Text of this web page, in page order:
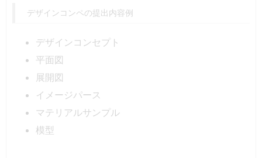
デザインコンペの提出内容例
デザインコンセプト
平面図
展開図
イメージパース
マテリアルサンプル
模型